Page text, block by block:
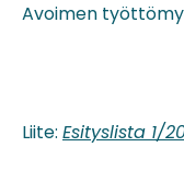
Avoimen
Liite: Esityslista 1/